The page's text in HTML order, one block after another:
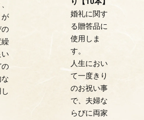
い
婚礼に関す
る贈答品に
使用しま
す。
人生におい
て一度きり
のお祝い事
で、夫婦な
らびに両家